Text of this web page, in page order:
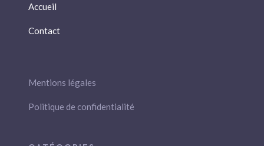
Accueil
Contact
Mentions légales
Politique de confidentialité